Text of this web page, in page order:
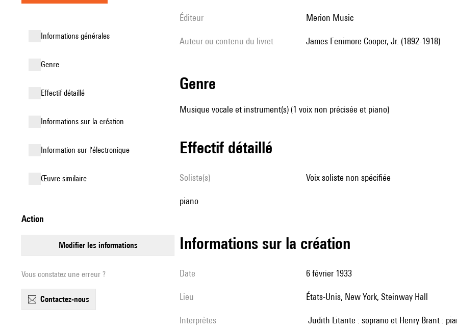
informations générales
genre
effectif détaillé
informations sur la création
Information sur l'électronique
œuvre similaire
action
modifier les informations
Vous constatez une erreur ?
contactez-nous
éditeur Merion Music
Auteur ou contenu du livret James Fenimore Cooper, Jr. (1892-1918)
genre
Musique vocale et instrument(s) (1 voix non précisée et piano)
effectif détaillé
Soliste(s) voix soliste non spécifiée
piano
informations sur la création
date 6 février 1933
lieu États-Unis, New York, Steinway Hall
interprètes Judith Litante : soprano et Henry Brant :